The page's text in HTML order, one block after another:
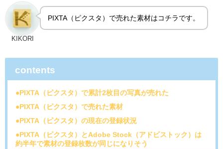
KIKORI
PIXTA（ピクスタ）で売れた素材はコチラです。
contents
●PIXTA（ピクスタ）で累計2枚目の写真が売れた
●PIXTA（ピクスタ）で売れた素材
●PIXTA（ピクスタ）の現在の登録状況
●PIXTA（ピクスタ）とAdobe Stock（アドビストック）は
約半年で素材の登録枚数が同じになりそう